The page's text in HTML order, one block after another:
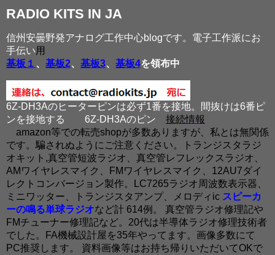
RADIO KITS IN JA
信州安曇野発アナログ工作中心blogです。電子工作派にお
手伝い用
基板１ 、 基板2、 基板3、 基板4を領布中
6Z-DH3Aのヒーターピンは必ず1番を接地。間抜けは6番ピ
ンを接地する
6Z-DH3Aのピン 接続情報
amazon等での転売shopが多数ありますが、私とは無関係
です。騙されぬようにご注意ください。トランジスタラジ
オキット,真空管短波ラジオ、真空管レフレックスラジオ、
AMワイヤレスマイク、FMワイヤレスマイク、12AU7ダイ
レクトコンバージョン製作。LC7265ラジオ周波数表示器、
ミニワッター、トランジスタアンプ、メロディic スピーカ
ーの鳴る単球ラジオなど計 614例。 真空管ラジオ修理記や
FMチューナー修理記など。20代は半導体ラジオ修理技術者
でした。FA機械設計屋を35年やってます。画像多数にて
PC推奨します。 資料画像等はお持ち帰りいただいてOKで